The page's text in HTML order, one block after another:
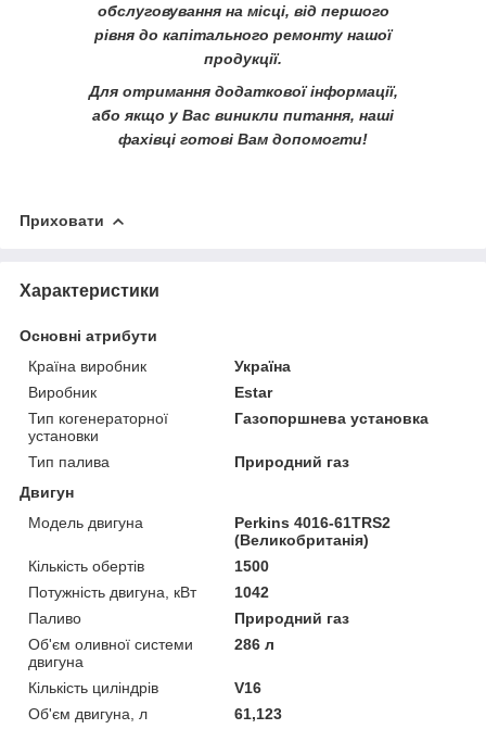
обслуговування на місці, від першого
рівня до капітального ремонту нашої
продукції.
Для отримання додаткової інформації,
або якщо у Вас виникли питання, наші
фахівці готові Вам допомогти!
Приховати
Характеристики
Основні атрибути
Країна виробник
Україна
Виробник
Estar
Тип когенераторної
установки
Газопоршнева установка
Тип палива
Природний газ
Двигун
Модель двигуна
Perkins 4016-61TRS2
(Великобританія)
Кількість обертів
1500
Потужність двигуна, кВт
1042
Паливо
Природний газ
Об'єм оливної системи
двигуна
286 л
Кількість циліндрів
V16
Об'єм двигуна, л
61,123